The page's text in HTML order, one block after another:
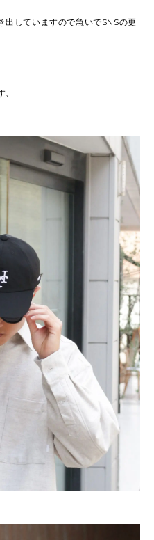
出していますので急いでSNSの更